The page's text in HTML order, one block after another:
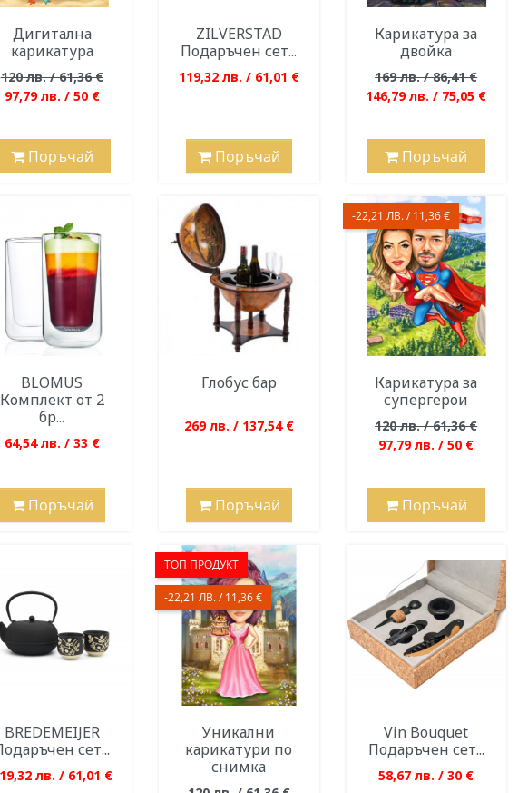
Дигитална
карикатура
120 лв. / 61,36 €
97,79 лв. / 50 €
Поръчай
ZILVERSTAD
Подаръчен сет...
119,32 лв. / 61,01 €
Поръчай
Карикатура за
двойка
169 лв. / 86,41 €
146,79 лв. / 75,05 €
Поръчай
BLOMUS
Комплект от 2
бр...
64,54 лв. / 33 €
Поръчай
Глобус бар
269 лв. / 137,54 €
Поръчай
Карикатура за
супергерои
120 лв. / 61,36 €
97,79 лв. / 50 €
-22,21 ЛВ. / 11,36 €
Поръчай
BREDEMEIJER
сет...
лв. / 61,01 €
Уникални
карикатури по
снимка
ТОП ПРОДУКТ
-22,21 ЛВ. / 11,36 €
Vin Bouquet
Подаръчен сет...
58,67 лв. / 30 €